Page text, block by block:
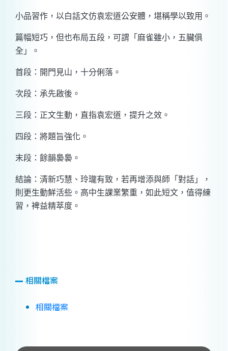
小品習作，以白話文仿袁宏道公安體，堪稱學以致用。
篇幅短巧，但也布局五段，可謂「麻雀雖小，五臟俱
全」。
首段：開門見山，十分俐落。
次段：承先啟後。
三段：正文生動，直指袁宏道，提升之效。
四段：將題旨強化。
末段：餘韻裊裊。
結論：清新巧慧、玲瓏有致，若再增添與師「對話」，
則更生動鮮活些。高中生課業繁重，如此短文，值得練
習，裨益精萃度。
相關檔案
相關檔案